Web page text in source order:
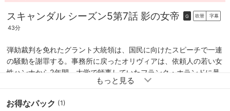
スキャンダル シーズン5第7話 影の女帝 G 吹替 字幕
43分
弾劾裁判を免れたグラント大統領は、国民に向けたスピーチで一連
の騒動を謝罪する。事務所に戻ったオリヴィアは、依頼人の若い女
性ハンナから2年間、大学で師事していたフランク・ホランドに暴
行されたと聞かされ驚く。ホランドはフェミニズムの英雄とたたえ
いた。だが、ハンナと同じように薬で眠らされて暴行された元女子
お得なパック (1)